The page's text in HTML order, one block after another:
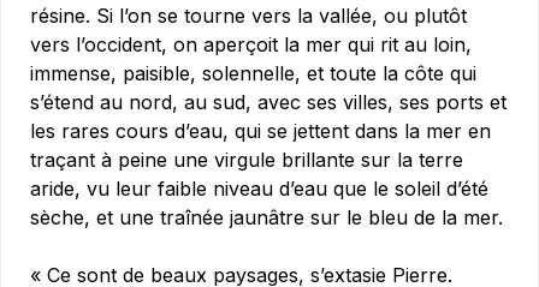
résine. Si l’on se tourne vers la vallée, ou plutôt
vers l’occident, on aperçoit la mer qui rit au loin,
immense, paisible, solennelle, et toute la côte qui
s’étend au nord, au sud, avec ses villes, ses ports et
les rares cours d’eau, qui se jettent dans la mer en
traçant à peine une virgule brillante sur la terre
aride, vu leur faible niveau d’eau que le soleil d’été
sèche, et une traînée jaunâtre sur le bleu de la mer.
« Ce sont de beaux paysages, s’extasie Pierre.